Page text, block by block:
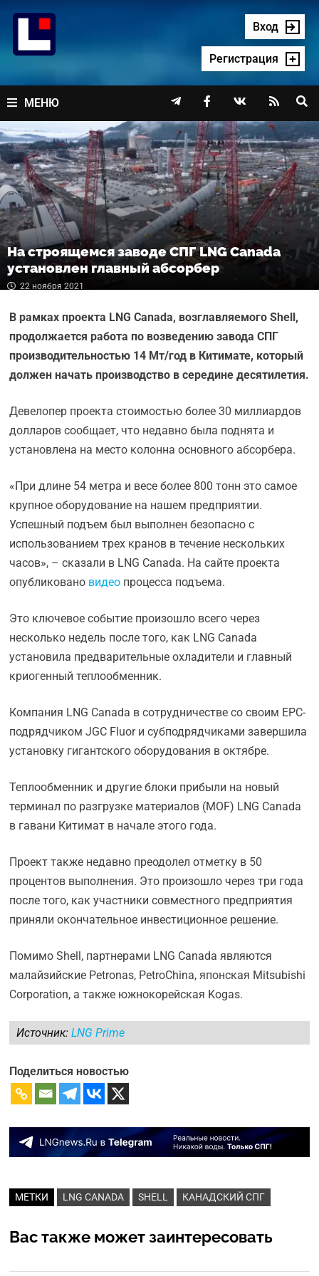
содержимому
Вход
Регистрация
МЕНЮ    
На строящемся заводе СПГ LNG Canada
установлен главный абсорбер
22 ноября 2021
В рамках проекта LNGCanada, возглавляемого Shell,
продолжается работа по возведению завода СПГ
производительностью 14 Мт/год в Китимате, который
должен начать производство в середине десятилетия.
Девелопер проекта стоимостью более 30 миллиардов
долларов сообщает, что недавно была поднята и
установлена на место колонна основного абсорбера.
«При длине 54 метра и весе более 800 тонн это самое
крупное оборудование на нашем предприятии.
Успешный подъем был выполнен безопасно с
использованием трех кранов в течение нескольких
часов», – сказали в LNG Canada. На сайте проекта
опубликовано видео процесса подъема.
Это ключевое событие произошло всего через
несколько недель после того, как LNG Canada
установила предварительные охладители и главный
криогенный теплообменник.
Компания LNG Canada в сотрудничестве со своим EPC-
подрядчиком JGC Fluor и субподрядчиками завершила
установку гигантского оборудования в октябре.
Теплообменник и другие блоки прибыли на новый
терминал по разгрузке материалов (MOF) LNG Canada
в гавани Китимат в начале этого года.
Проект также недавно преодолел отметку в 50
процентов выполнения. Это произошло через три года
после того, как участники совместного предприятия
приняли окончательное инвестиционное решение.
Помимо Shell, партнерами LNG Canada являются
малайзийские Petronas, PetroChina, японская Mitsubishi
Corporation, а также южнокорейская Kogas.
Источник:LNG Prime
Поделиться новостью
МЕТКИ LNG CANADA SHELL КАНАДСКИЙ СПГ
Вас также может заинтересовать